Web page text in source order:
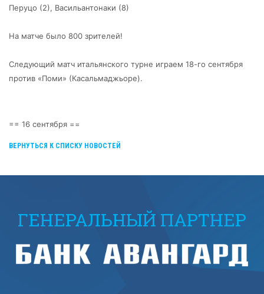
Перуцо (2), Васильантонаки (8)
На матче было 800 зрителей!
Следующий матч итальянского турне играем 18-го сентября
против «Поми» (Касальмаджьоре).
== 16 сентября ==
ВЕРНУТЬСЯ К СПИСКУ НОВОСТЕЙ
ГЕНЕРАЛЬНЫЙ ПАРТНЕР